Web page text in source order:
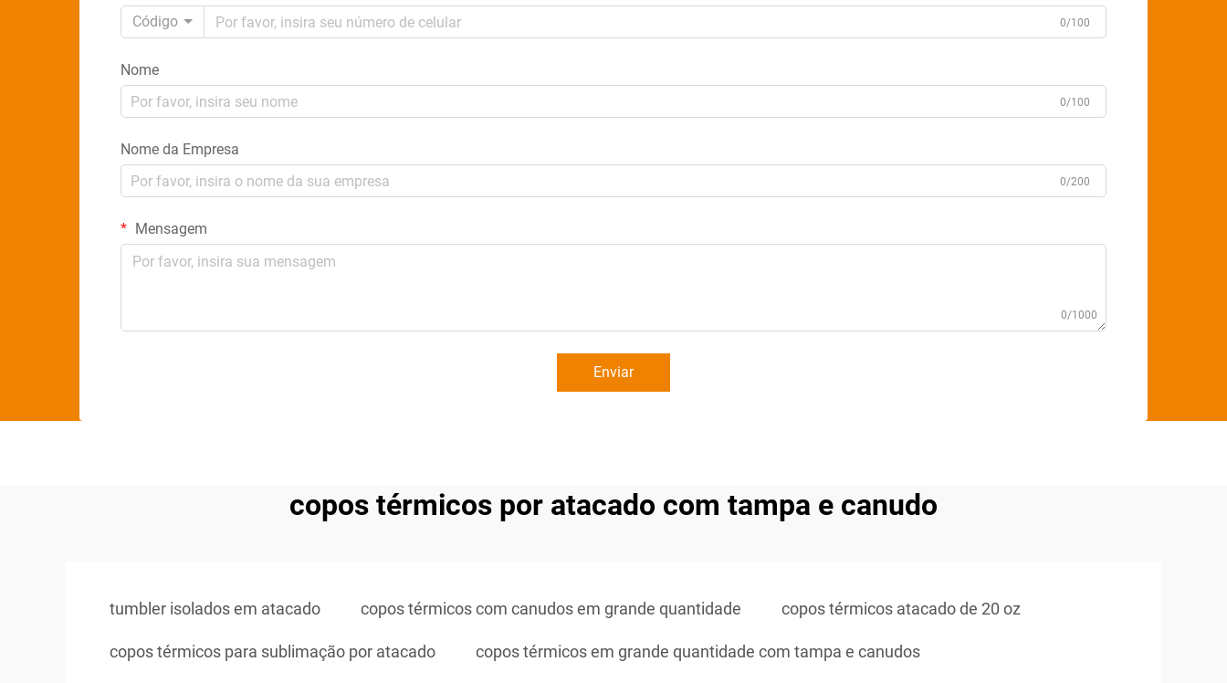
Código
0/100
Nome
0/100
Nome da Empresa
0/200
Mensagem
0/1000
Enviar
copos térmicos por atacado com tampa e canudo
tumbler isolados em atacado copos térmicos com canudos em grande quantidade copos térmicos atacado de 20 oz
copos térmicos para sublimação por atacado copos térmicos em grande quantidade com tampa e canudos